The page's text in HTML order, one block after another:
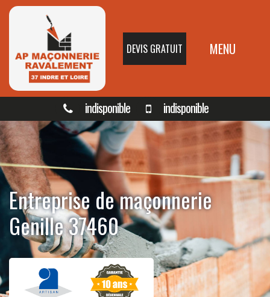
DEVIS GRATUIT MENU
indisponible indisponible
Entreprise de maçonnerie
Genille 37460